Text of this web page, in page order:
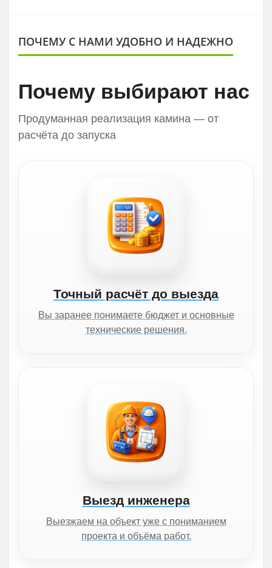
ПОЧЕМУ С НАМИ УДОБНО И НАДЕЖНО
Почему выбирают нас
Продуманная реализация камина — от
расчёта до запуска
Точный расчёт до выезда
Вы заранее понимаете бюджет и основные
технические решения.
Выезд инженера
Выезжаем на объект уже с пониманием
проекта и объёма работ.